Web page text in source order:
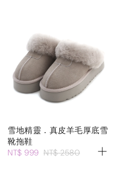
雪地精靈．真皮羊毛厚底雪
靴拖鞋
NT$ 999 NT$ 2580